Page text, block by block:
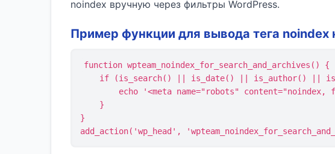
noindex вручную через фильтры WordPress.
Пример функции для вывода тега noindex
function wpteam_noindex_for_search_and_archives() {
}
add_action('wp_head',